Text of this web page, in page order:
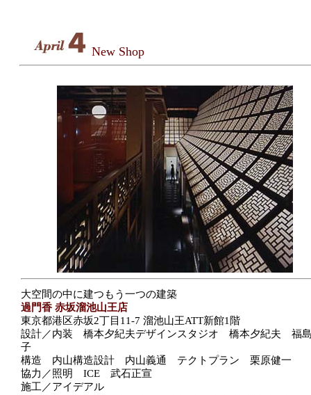
New Shop
大空間の中に建つもう一つの建築
過門香 赤坂溜池山王店
東京都港区赤坂2丁目11-7 溜池山王ATT新館1階
設計／内装 橋本夕紀夫デザインスタジオ 橋本夕紀夫 福
子
構造 内山構造設計 内山義通 テクトプラン 栗原健一
協力／照明 ICE 武石正宣
施工／アイデアル